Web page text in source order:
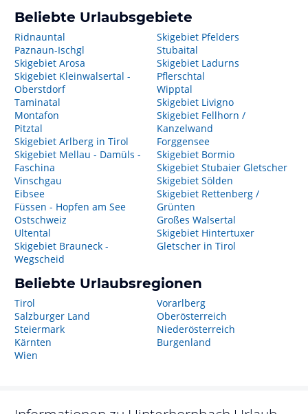
Beliebte Urlaubsgebiete
Ridnauntal
Paznaun-Ischgl
Skigebiet Arosa
Skigebiet Kleinwalsertal -
Oberstdorf
Taminatal
Montafon
Pitztal
Skigebiet Arlberg in Tirol
Skigebiet Mellau - Damüls -
Faschina
Vinschgau
Eibsee
Füssen - Hopfen am See
Ostschweiz
Ultental
Skigebiet Brauneck -
Wegscheid
Skigebiet Pfelders
Stubaital
Skigebiet Ladurns
Pflerschtal
Wipptal
Skigebiet Livigno
Skigebiet Fellhorn /
Kanzelwand
Forggensee
Skigebiet Bormio
Skigebiet Stubaier Gletscher
Skigebiet Sölden
Skigebiet Rettenberg /
Grünten
Großes Walsertal
Skigebiet Hintertuxer
Gletscher in Tirol
Beliebte Urlaubsregionen
Tirol
Salzburger Land
Steiermark
Kärnten
Wien
Vorarlberg
Oberösterreich
Niederösterreich
Burgenland